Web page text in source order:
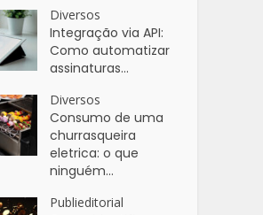
Diversos
Integração via API:
Como automatizar
assinaturas...
Diversos
Consumo de uma
churrasqueira
eletrica: o que
ninguém...
Publieditorial